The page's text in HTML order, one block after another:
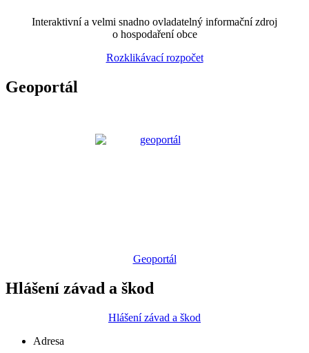
Interaktivní a velmi snadno ovladatelný informační zdroj
o hospodaření obce
Rozklikávací rozpočet
Geoportál
Geoportál
Hlášení závad a škod
Hlášení závad a škod
Adresa